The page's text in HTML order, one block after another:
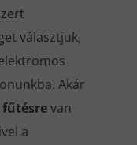
választjuk,
Akár
van
a